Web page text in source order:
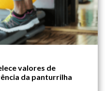
valores de
da panturrilha